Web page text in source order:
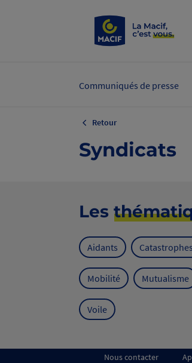
Communiqués de presse
Retour
Syndicats
Les
Aidants
Mobilité Mutualisme
Voile
Nous contacter